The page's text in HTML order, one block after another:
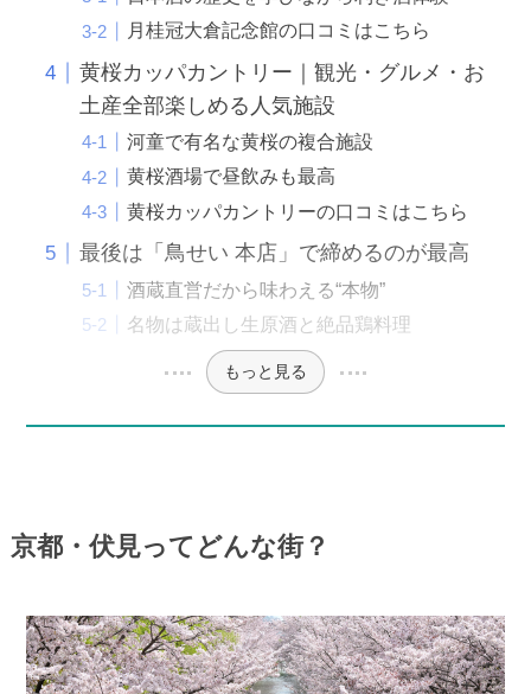
月桂冠大倉記念館の口コミはこちら
黄桜カッパカントリー｜観光・グルメ・お
土産全部楽しめる人気施設
河童で有名な黄桜の複合施設
黄桜酒場で昼飲みも最高
黄桜カッパカントリーの口コミはこちら
最後は「鳥せい 本店」で締めるのが最高
酒蔵直営だから味わえる“本物”
名物は蔵出し生原酒と絶品鶏料理
もっと見る
京都・伏見ってどんな街？